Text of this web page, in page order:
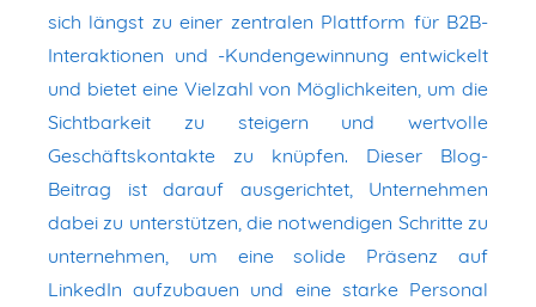
sich längst zu einer zentralen Plattform für B2B-
Interaktionen und -Kundengewinnung entwickelt
und bietet eine Vielzahl von Möglichkeiten, um die
Sichtbarkeit zu steigern und wertvolle
Geschäftskontakte zu knüpfen. Dieser Blog-
Beitrag ist darauf ausgerichtet, Unternehmen
dabei zu unterstützen, die notwendigen Schritte zu
unternehmen, um eine solide Präsenz auf
LinkedIn aufzubauen und eine starke Personal